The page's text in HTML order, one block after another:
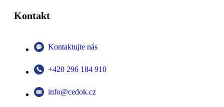
Kontakt
Kontaktujte nás
+420 296 184 910
info@cedok.cz